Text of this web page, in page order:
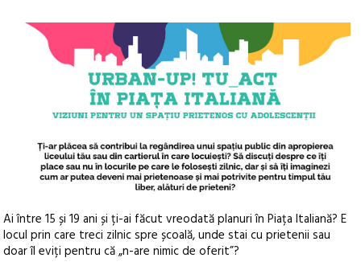
Ai între 15 și 19 ani și ți-ai făcut vreodată planuri în Piața Italiană? E
locul prin care treci zilnic spre școală, unde stai cu prietenii sau
doar îl eviți pentru că „n-are nimic de oferit”?